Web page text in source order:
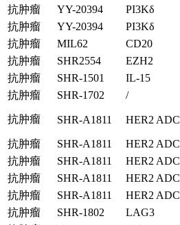
抗肿瘤
YY-20394 PI3Kδ
抗肿瘤
YY-20394 PI3Kδ
抗肿瘤
MIL62 CD20
抗肿瘤
SHR2554 EZH2
抗肿瘤
SHR-1501 IL-15
抗肿瘤
SHR-1702 /
抗肿瘤 SHR-A1811 HER2 ADC
抗肿瘤
SHR-A1811 HER2 ADC
抗肿瘤
SHR-A1811 HER2 ADC
抗肿瘤
SHR-A1811 HER2 ADC
抗肿瘤
SHR-A1811 HER2 ADC
抗肿瘤
SHR-1802 LAG3